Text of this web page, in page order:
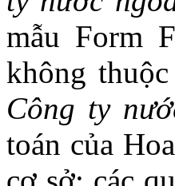
mẫu Form
không
Công ty
toán của